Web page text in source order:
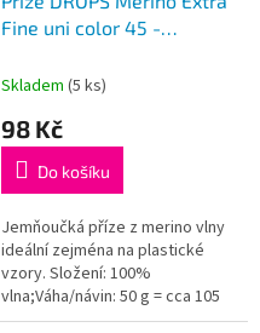
Fine uni color 45 -
Skladem (5 ks)
98 Kč
Do košíku
Jemňoučká příze z merino vlny
ideální zejména na plastické
vzory. Složení: 100%
vlna;Váha/návin: 50 g = cca 105
metrů;Doporučená síla jehlic: 4